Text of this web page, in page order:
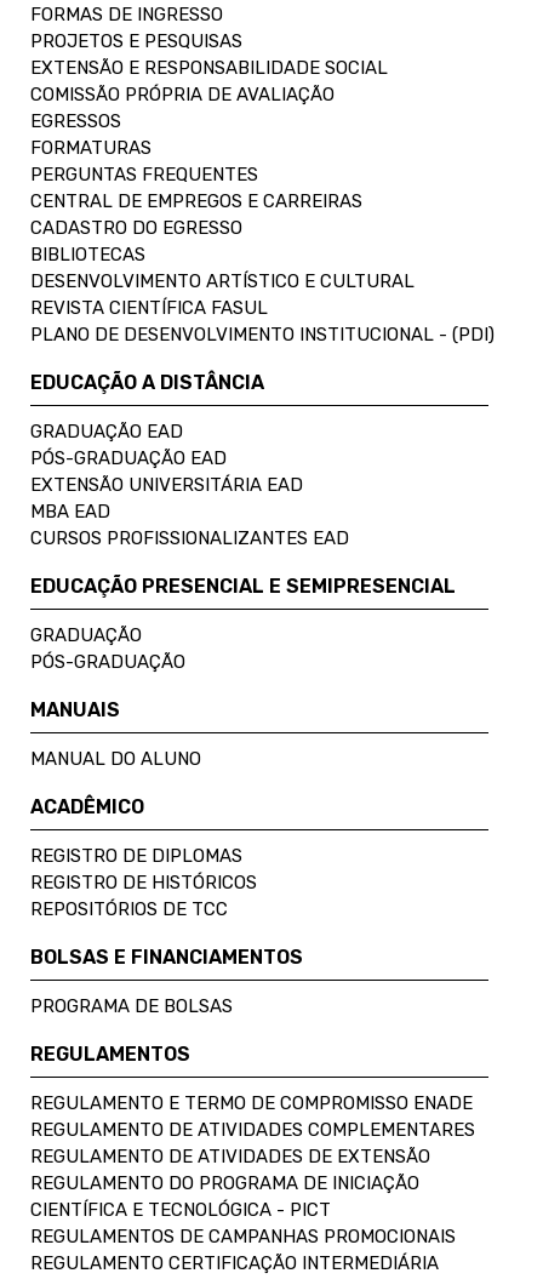
FORMAS DE INGRESSO
PROJETOS E PESQUISAS
EXTENSÃO E RESPONSABILIDADE SOCIAL
COMISSÃO PRÓPRIA DE AVALIAÇÃO
EGRESSOS
FORMATURAS
PERGUNTAS FREQUENTES
CENTRAL DE EMPREGOS E CARREIRAS
CADASTRO DO EGRESSO
BIBLIOTECAS
DESENVOLVIMENTO ARTÍSTICO E CULTURAL
REVISTA CIENTÍFICA FASUL
PLANO DE DESENVOLVIMENTO INSTITUCIONAL - (PDI)
EDUCAÇÃO A DISTÂNCIA
GRADUAÇÃO EAD
PÓS-GRADUAÇÃO EAD
EXTENSÃO UNIVERSITÁRIA EAD
MBA EAD
CURSOS PROFISSIONALIZANTES EAD
EDUCAÇÃO PRESENCIAL E SEMIPRESENCIAL
GRADUAÇÃO
PÓS-GRADUAÇÃO
MANUAIS
MANUAL DO ALUNO
ACADÊMICO
REGISTRO DE DIPLOMAS
REGISTRO DE HISTÓRICOS
REPOSITÓRIOS DE TCC
BOLSAS E FINANCIAMENTOS
PROGRAMA DE BOLSAS
REGULAMENTOS
REGULAMENTO E TERMO DE COMPROMISSO ENADE
REGULAMENTO DE ATIVIDADES COMPLEMENTARES
REGULAMENTO DE ATIVIDADES DE EXTENSÃO
REGULAMENTO DO PROGRAMA DE INICIAÇÃO
CIENTÍFICA E TECNOLÓGICA - PICT
REGULAMENTOS DE CAMPANHAS PROMOCIONAIS
REGULAMENTO CERTIFICAÇÃO INTERMEDIÁRIA